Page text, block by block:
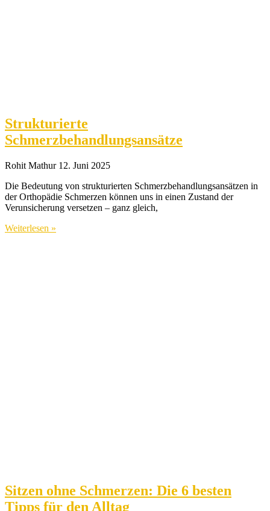
Strukturierte
Schmerzbehandlungsansätze
Rohit Mathur 12. Juni 2025
Die Bedeutung von strukturierten Schmerzbehandlungsansätzen in
der Orthopädie Schmerzen können uns in einen Zustand der
Verunsicherung versetzen – ganz gleich,
Weiterlesen »
Sitzen ohne Schmerzen: Die 6 besten
Tipps für den Alltag